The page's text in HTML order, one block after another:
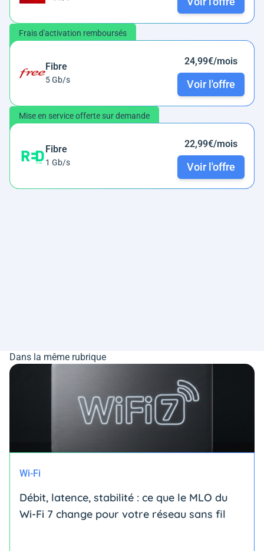
Frais d'activation remboursés
Fibre
5 Gb/s
24,99€/mois
Voir l'offre
Mise en service offerte sur demande
Fibre
1 Gb/s
22,99€/mois
Voir l'offre
Dans la même rubrique
Wi-Fi
Débit, latence, stabilité : ce que le MLO du
Wi-Fi 7 change pour votre réseau sans fil